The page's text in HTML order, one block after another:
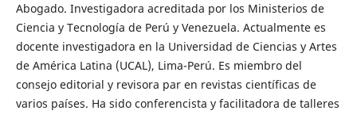
Abogado. Investigadora acreditada por los Ministerios de
Ciencia y Tecnología de Perú y Venezuela. Actualmente es
docente investigadora en la Universidad de Ciencias y Artes
de América Latina (UCAL), Lima-Perú. Es miembro del
consejo editorial y revisora par en revistas científicas de
varios países. Ha sido conferencista y facilitadora de talleres